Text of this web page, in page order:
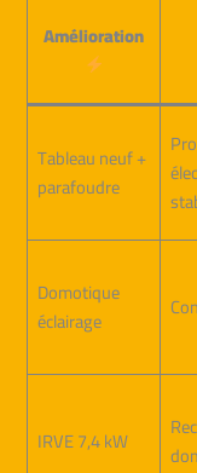
Amélioration
Tableau neuf +
parafoudre
Domotique
éclairage
IRVE 7,4 kW